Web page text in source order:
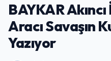
BAYKAR
Aracı Savaşın
Yazıyor